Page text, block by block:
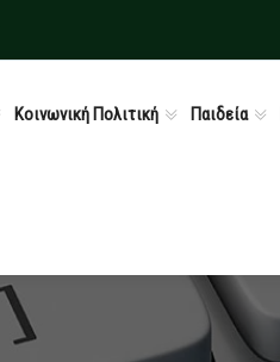
Κοινωνική Πολιτική Παιδεία